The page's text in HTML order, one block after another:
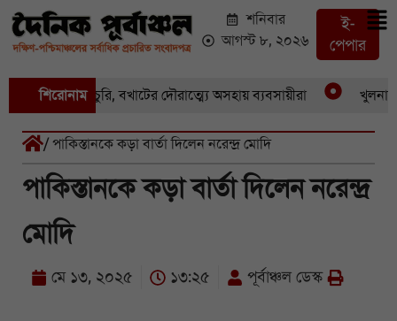
শনিবার
আগস্ট ৮, ২০২৬
ই-
পেপার
শিরোনাম
পর একচুরি, বখাটের দৌরাত্ম্যে অসহায় ব্যবসায়ীরা খুলনার
/ পাকিস্তানকে কড়া বার্তা দিলেন নরেন্দ্র মোদি
পাকিস্তানকে কড়া বার্তা দিলেন নরেন্দ্র
মোদি
মে ১৩, ২০২৫ ১৩:২৫ পূর্বাঞ্চল ডেস্ক